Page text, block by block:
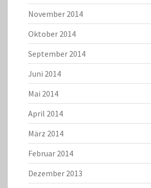
November 2014
Oktober 2014
September 2014
Juni 2014
Mai 2014
April 2014
März 2014
Februar 2014
Dezember 2013